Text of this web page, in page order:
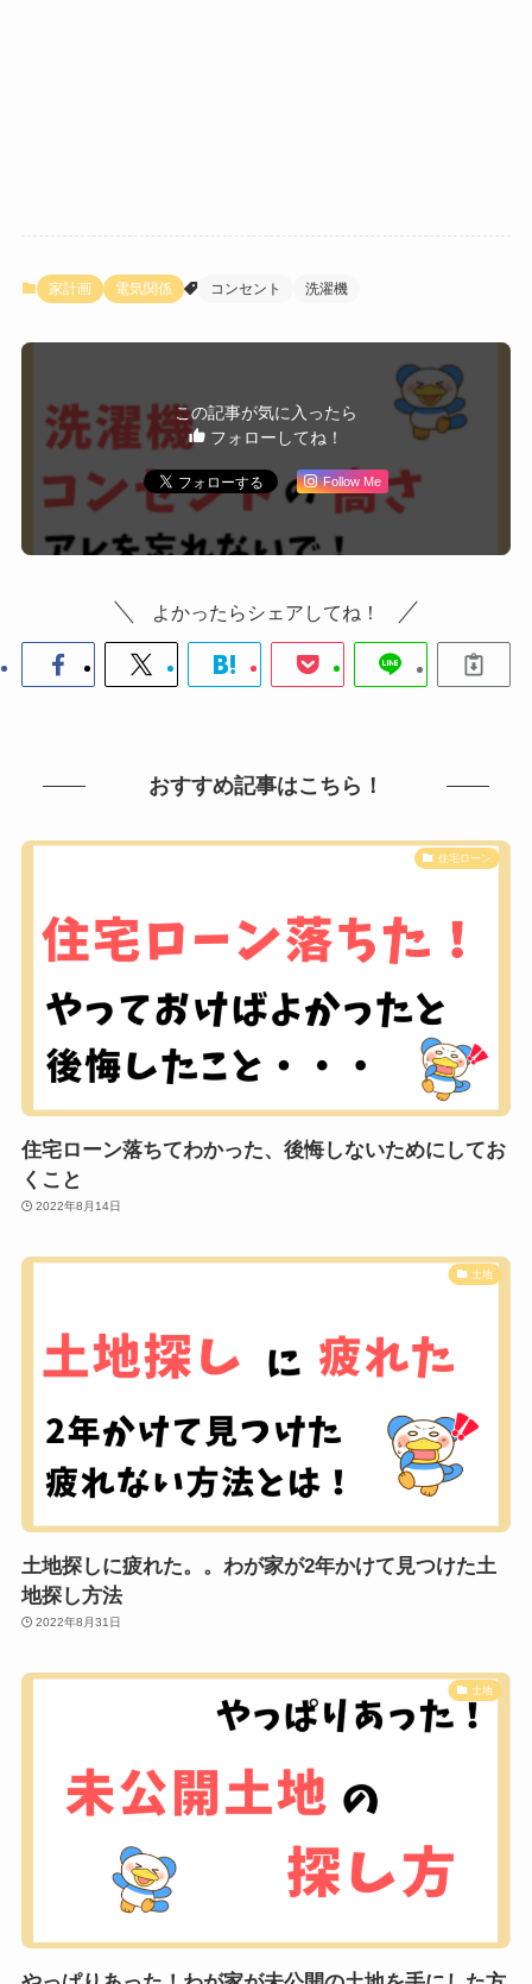
家計画 電気関係 コンセント 洗濯機
この記事が気に入ったら
フォローしてね！
Follow Me
よかったらシェアしてね！
おすすめ記事はこちら！
住宅ローン
住宅ローン落ちてわかった、後悔しないためにしてお
くこと
2022年8月14日
土地
土地探しに疲れた。。わが家が2年かけて見つけた土
地探し方法
2022年8月31日
土地